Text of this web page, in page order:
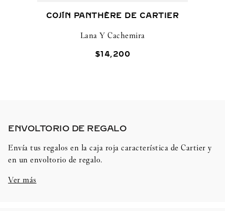
COJÍN PANTHÈRE DE CARTIER
Lana Y Cachemira
$14,200
ENVOLTORIO DE REGALO​
Envía tus regalos en la caja roja característica de Cartier y
en un envoltorio de regalo.
Ver más